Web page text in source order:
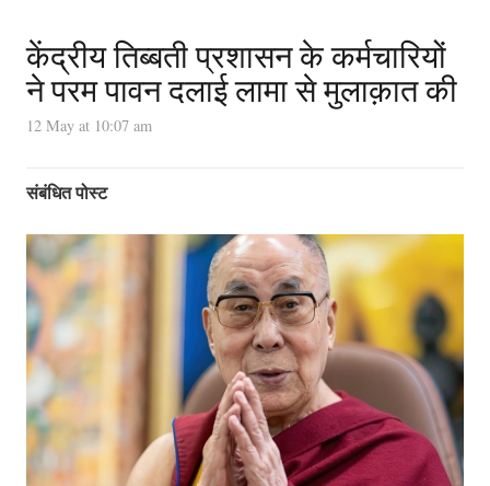
केंद्रीय तिब्बती प्रशासन के कर्मचारियों
ने परम पावन दलाई लामा से मुलाक़ात की
12 May at 10:07 am
संबंधित पोस्ट